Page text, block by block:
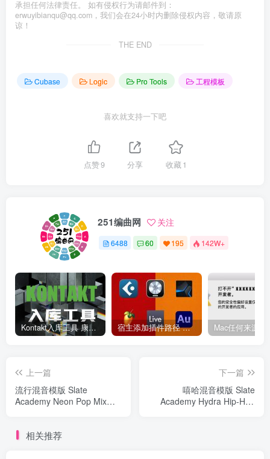
承担任何法律责任。 如有侵权行为请邮件到：
erwuyibianqu@qq.com，我们会在24小时内删除侵权内容，敬请原
谅！
THE END
Cubase Logic Pro Tools 工程模板
喜欢就支持一下吧
点赞9 分享 收藏 1
251编曲网 关注
6488 60 195 142W+
Kontakt入库工具 康泰克入库教程 宿主添加插件路径 插件路径设置 VSTPlugins路径
上一篇
流行混音模版 Slate
Academy Neon Pop Mix
下一篇
嘻哈混音模版 Slate
Academy Hydra Hip-Hop
相关推荐